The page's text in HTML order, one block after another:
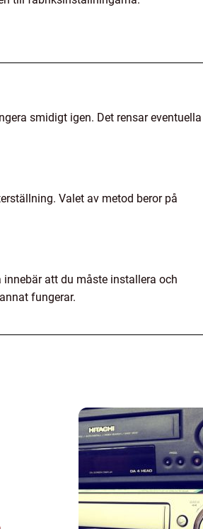
smidigt igen. Det rensar eventuella
Valet av metod beror på
att du måste installera och
fungerar.